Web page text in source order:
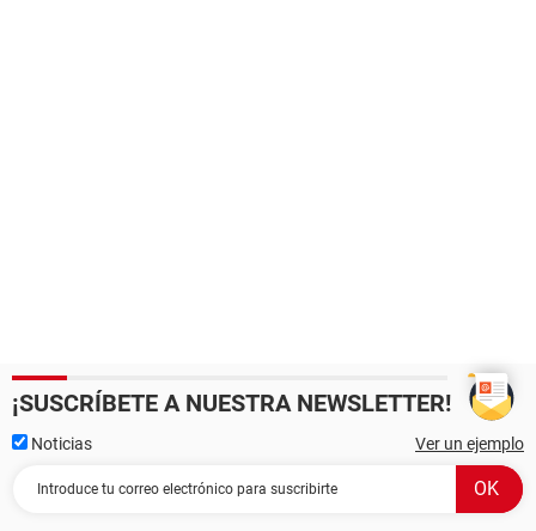
¡SUSCRÍBETE A NUESTRA NEWSLETTER!
Noticias Ver un ejemplo